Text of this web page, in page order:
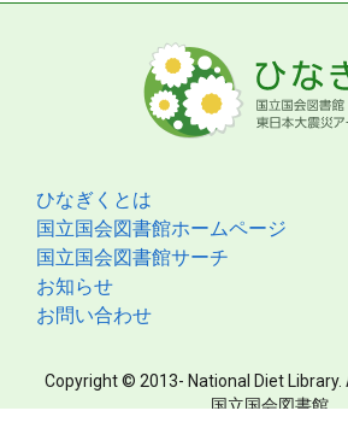
ひなぎくとは
国立国会図書館ホームページ
国立国会図書館サーチ
お知らせ
お問い合わせ
Copyright © 2013- National Diet Library.